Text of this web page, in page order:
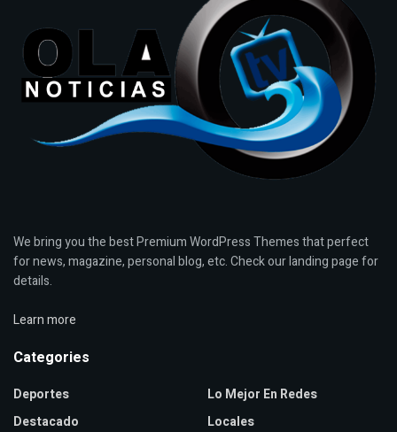
We bring you the best Premium WordPress Themes that perfect
for news, magazine, personal blog, etc. Check our landing page for
details.
Learn more
Categories
Deportes
Destacado
Lo Mejor En Redes
Locales